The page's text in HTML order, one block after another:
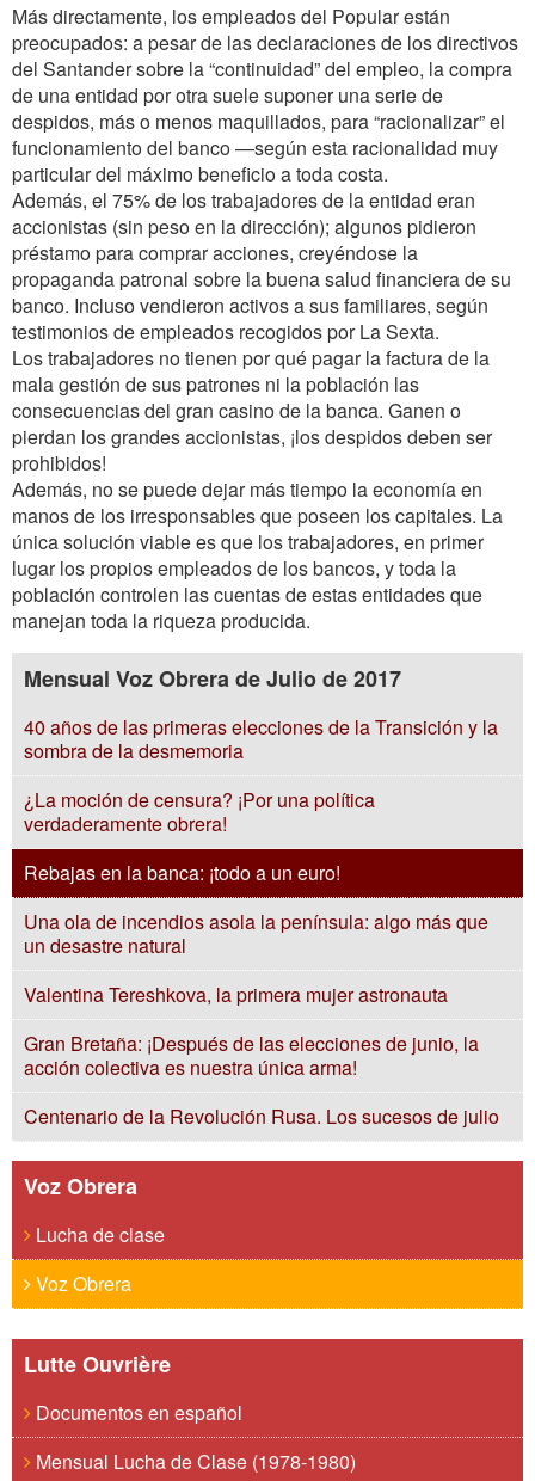
Más directamente, los empleados del Popular están
preocupados: a pesar de las declaraciones de los directivos
del Santander sobre la “continuidad” del empleo, la compra
de una entidad por otra suele suponer una serie de
despidos, más o menos maquillados, para “racionalizar” el
funcionamiento del banco —según esta racionalidad muy
particular del máximo beneficio a toda costa.
Además, el 75% de los trabajadores de la entidad eran
accionistas (sin peso en la dirección); algunos pidieron
préstamo para comprar acciones, creyéndose la
propaganda patronal sobre la buena salud financiera de su
banco. Incluso vendieron activos a sus familiares, según
testimonios de empleados recogidos por La Sexta.
Los trabajadores no tienen por qué pagar la factura de la
mala gestión de sus patrones ni la población las
consecuencias del gran casino de la banca. Ganen o
pierdan los grandes accionistas, ¡los despidos deben ser
prohibidos!
Además, no se puede dejar más tiempo la economía en
manos de los irresponsables que poseen los capitales. La
única solución viable es que los trabajadores, en primer
lugar los propios empleados de los bancos, y toda la
población controlen las cuentas de estas entidades que
manejan toda la riqueza producida.
Mensual Voz Obrera de Julio de 2017
40 años de las primeras elecciones de la Transición y la
sombra de la desmemoria
¿La moción de censura? ¡Por una política
verdaderamente obrera!
Rebajas en la banca: ¡todo a un euro!
Una ola de incendios asola la península: algo más que
un desastre natural
Valentina Tereshkova, la primera mujer astronauta
Gran Bretaña: ¡Después de las elecciones de junio, la
acción colectiva es nuestra única arma!
Centenario de la Revolución Rusa. Los sucesos de julio
Voz Obrera
Lucha de clase
Voz Obrera
Lutte Ouvrière
Documentos en español
Mensual Lucha de Clase (1978-1980)